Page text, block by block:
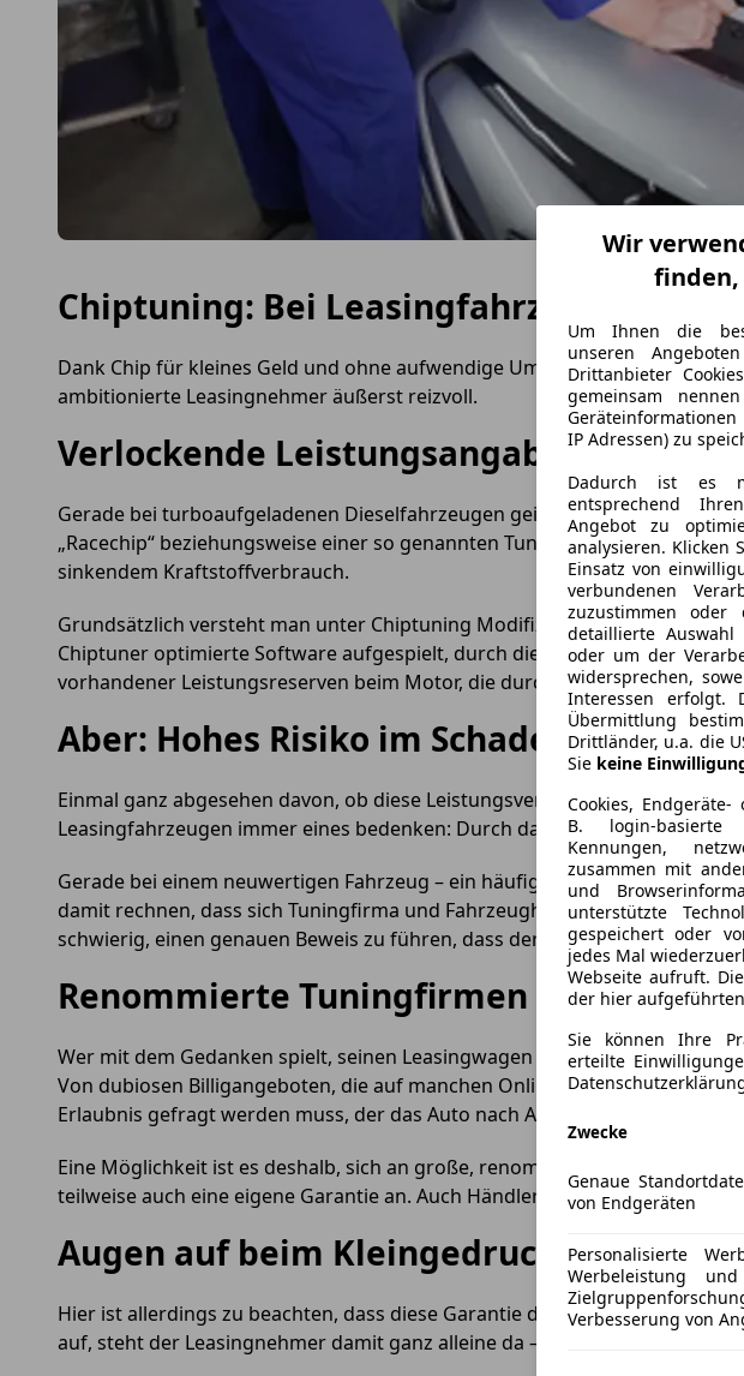
Chiptuning: Bei Leasingfahrzeugen ist
Dank Chip für kleines Geld und ohne aufwendige Umbaumaßnahmen zu
ambitionierte Leasingnehmer äußerst reizvoll.
Verlockende Leistungsangaben
Gerade bei turboaufgeladenen Dieselfahrzeugen geizen die
„Racechip“ beziehungsweise einer so genannten Tuningbox im
sinkendem Kraftstoffverbrauch.
Grundsätzlich versteht man unter Chiptuning Modifizierungen an der
Chiptuner optimierte Software aufgespielt, durch die der Motor bessere
vorhandener Leistungsreserven beim Motor, die durch den Racechip
Aber: Hohes Risiko im Schadensfall
Einmal ganz abgesehen davon, ob diese Leistungsversprechen in der
Leasingfahrzeugen immer eines bedenken: Durch das Tuning per Chip
Gerade bei einem neuwertigen Fahrzeug – ein häufiger Fall im Leasing –
damit rechnen, dass sich Tuningfirma und Fahrzeughersteller
schwierig, einen genauen Beweis zu führen, dass der Schaden am
Renommierte Tuningfirmen bieten oft
Wer mit dem Gedanken spielt, seinen Leasingwagen mit einem Racechip
Von dubiosen Billigangeboten, die auf manchen Online-Portalen oder in
Erlaubnis gefragt werden muss, der das Auto nach Ablauf des
Eine Möglichkeit ist es deshalb, sich an große, renommierte
teilweise auch eine eigene Garantie an. Auch Händler sind
Augen auf beim Kleingedruckten
Hier ist allerdings zu beachten, dass diese Garantie der Tuner zumeist
auf, steht der Leasingnehmer damit ganz alleine da – und wird
Wir
finden,
Um Ihnen die
unseren
Drittanbieter
gemeinsam
IP Adressen) zu
Dadurch ist es
entsprechend
Angebot zu
analysieren. Klicken
Einsatz von
verbundenen
zuzustimmen
detaillierte
oder um der
widersprechen,
Interessen erfolgt.
Übermittlung
Drittländer, u.a. die
Sie keine
Cookies,
B. login-basierte
Kennungen,
zusammen mit
und
unterstützte
gespeichert oder
jedes Mal
Webseite aufruft.
der hier
Sie können Ihre
erteilte
Zwecke
Genaue
von Endgeräten
Personalisierte
Werbeleistung
Verbesserung von